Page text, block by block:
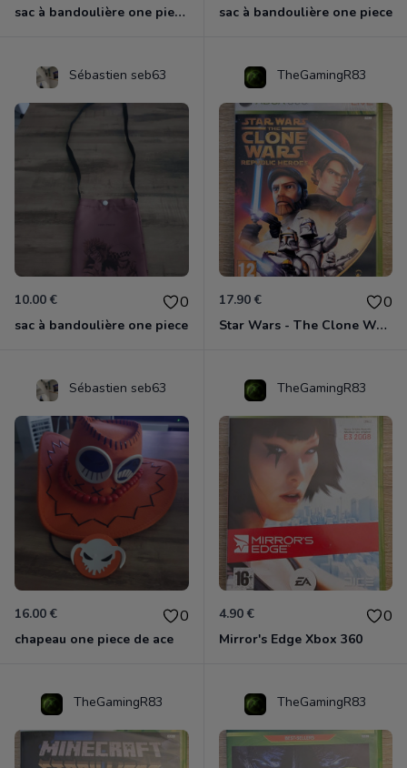
sac à bandoulière one piece chopper sac à bandoulière one piece
Sébastien seb63
10.00 € 0
sac à bandoulière one piece
TheGamingR83
17.90 € 0
Star Wars - The Clone Wars - Les Héros De La République Xbox 360
Sébastien seb63
16.00 € 0
chapeau one piece de ace
TheGamingR83
4.90 € 0
Mirror's Edge Xbox 360
TheGamingR83 TheGamingR83